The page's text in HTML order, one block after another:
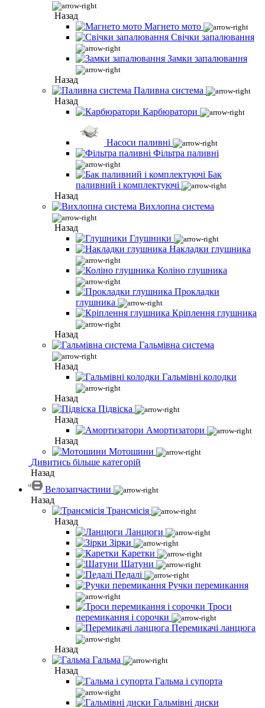
Назад
Магнето мото
Свічки запалювання
Замки запалювання
Назад
Паливна система
Назад
Карбюратори
Насоси паливні
Фільтра паливні
Бак
паливний і комплектуючі
Назад
Вихлопна система
Назад
Глушники
Накладки глушника
Коліно глушника
Прокладки
глушника
Кріплення глушника
Назад
Гальмівна система
Назад
Гальмівні колодки
Назад
Підвіска
Назад
Амортизатори
Назад
Мотошини
Дивитись більше категорій
Назад
Велозапчастини
Назад
Трансмісія
Назад
Ланцюги
Зірки
Каретки
Шатуни
Педалі
Ручки перемикання
Троси
перемикання і сорочки
Перемикачі ланцюга
Назад
Гальма
Назад
Гальма і супорта
Гальмівні диски